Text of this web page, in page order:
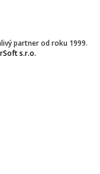
partner od roku 1999.
s.r.o.